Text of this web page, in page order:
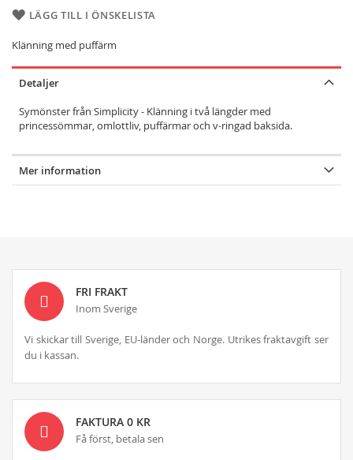
LÄGG TILL I ÖNSKELISTA
Klänning med puffärm
Detaljer
Symönster från Simplicity - Klänning i två längder med
princessömmar, omlottliv, puffärmar och v-ringad baksida.
Mer information
FRI FRAKT
Inom Sverige
Vi skickar till Sverige, EU-länder och Norge. Utrikes fraktavgift ser
du i kassan.
FAKTURA 0 KR
Få först, betala sen